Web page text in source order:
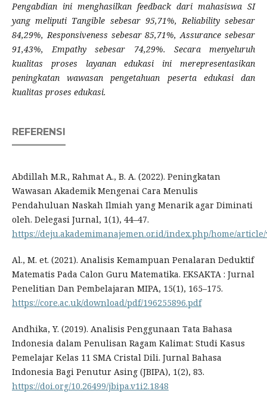
Pengabdian ini menghasilkan feedback dari mahasiswa SI
yang meliputi Tangible sebesar 95,71%, Reliability sebesar
84,29%, Responsiveness sebesar 85,71%, Assurance sebesar
91,43%, Empathy sebesar 74,29%. Secara menyeluruh
kualitas proses layanan edukasi ini merepresentasikan
peningkatan wawasan pengetahuan peserta edukasi dan
kualitas proses edukasi.
REFERENSI
Abdillah M.R., Rahmat A., B. A. (2022). Peningkatan
Wawasan Akademik Mengenai Cara Menulis
Pendahuluan Naskah Ilmiah yang Menarik agar Diminati
oleh. Delegasi Jurnal, 1(1), 44–47.
https://deju.akademimanajemen.or.id/index.php/home/
Al., M. et. (2021). Analisis Kemampuan Penalaran Deduktif
Matematis Pada Calon Guru Matematika. EKSAKTA : Jurnal
Penelitian Dan Pembelajaran MIPA, 15(1), 165–175.
https://core.ac.uk/download/pdf/196255896.pdf
Andhika, Y. (2019). Analisis Penggunaan Tata Bahasa
Indonesia dalam Penulisan Ragam Kalimat: Studi Kasus
Pemelajar Kelas 11 SMA Cristal Dili. Jurnal Bahasa
Indonesia Bagi Penutur Asing (JBIPA), 1(2), 83.
https://doi.org/10.26499/jbipa.v1i2.1848